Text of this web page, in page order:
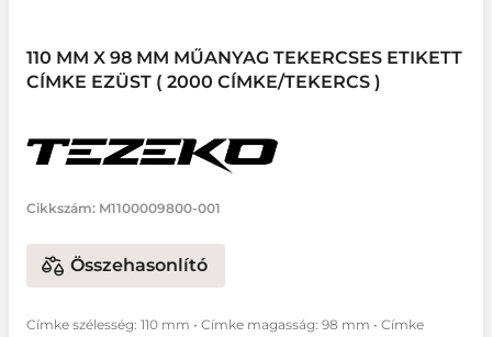
110 MM X 98 MM MŰANYAG TEKERCSES ETIKETT
CÍMKE EZÜST ( 2000 CÍMKE/TEKERCS )
Cikkszám: M1100009800-001
Összehasonlító
Címke szélesség: 110 mm • Címke magasság: 98 mm • Címke